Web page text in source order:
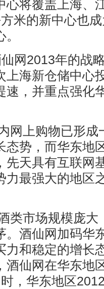
心将覆盖上海、
米的新中心也
网2013年的战
上海新仓储中心
速，并重点强化
网上购物已形成
态势，而华东地
先天具有互联网
力最强大的地区
类市场规模庞大
。酒仙网加码华
力和稳定的增长
酒仙网在华东地
，华东地区